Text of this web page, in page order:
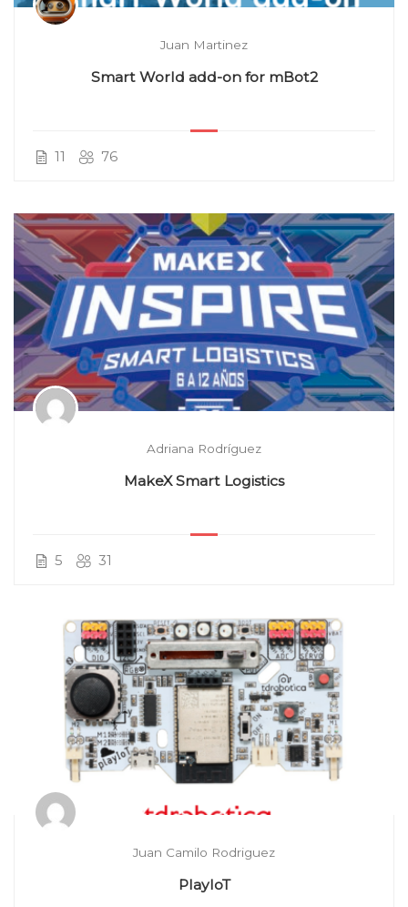
Juan Martinez
Smart World add-on for mBot2
11 76
Adriana Rodríguez
MakeX Smart Logistics
5 31
Juan Camilo Rodriguez
PlayIoT